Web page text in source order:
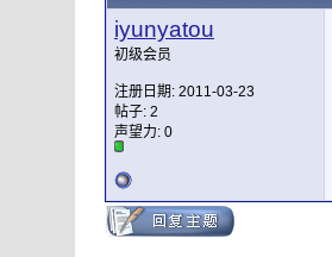
iyunyatou
初级会员
注册日期: 2011-03-23
帖子: 2
声望力: 0